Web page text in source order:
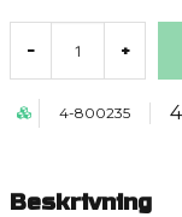
- +
4-800235
Beskrivning